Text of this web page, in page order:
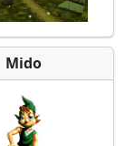
Mido